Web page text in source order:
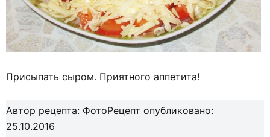
Присыпать сыром. Приятного аппетита!
Автор рецепта: ФотоРецепт опубликовано:
25.10.2016